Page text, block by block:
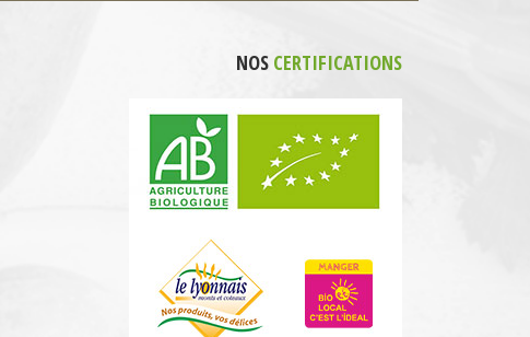
NOS CERTIFICATIONS